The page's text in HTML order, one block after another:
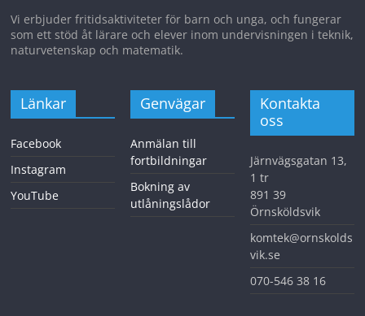
Vi erbjuder fritidsaktiviteter för barn och unga, och fungerar
som ett stöd åt lärare och elever inom undervisningen i teknik,
naturvetenskap och matematik.
Länkar
Facebook
Instagram
YouTube
Genvägar
Anmälan till
fortbildningar
Bokning av
utlåningslådor
Kontakta
oss
Järnvägsgatan 13,
1 tr
891 39
Örnsköldsvik
komtek@ornskolds
vik.se
070-546 38 16